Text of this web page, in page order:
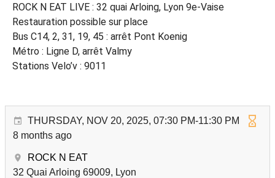
ROCK N EAT LIVE : 32 quai Arloing, Lyon 9e-Vaise
Restauration possible sur place
Bus C14, 2, 31, 19, 45 : arrêt Pont Koenig
Métro : Ligne D, arrêt Valmy
Stations Velo’v : 9011
THURSDAY, NOV 20, 2025, 07:30 PM-11:30 PM
8 months ago
ROCK N EAT
32 Quai Arloing 69009, Lyon